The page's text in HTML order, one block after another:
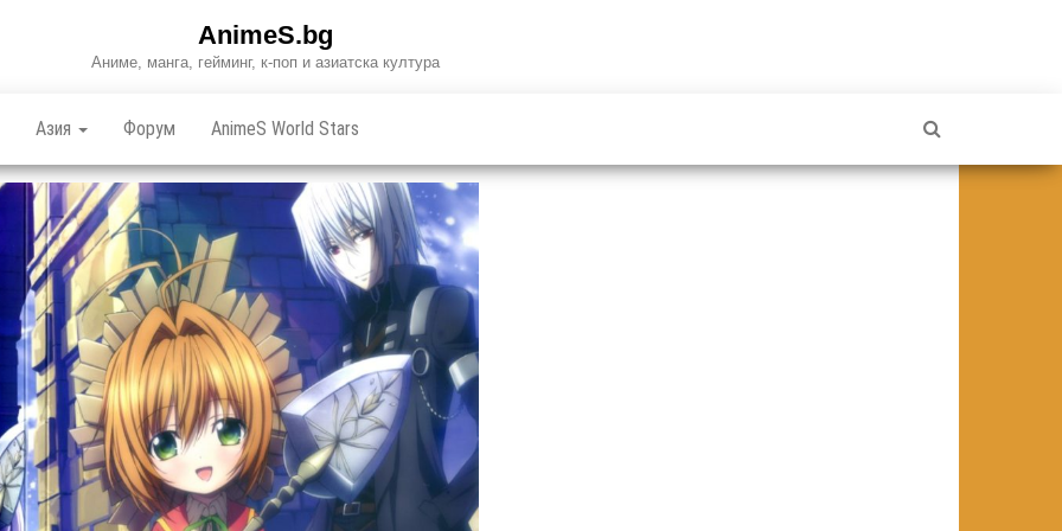
AnimeS.bg
Аниме, манга, гейминг, к-поп и азиатска култура
Азия Форум AnimeS World Stars